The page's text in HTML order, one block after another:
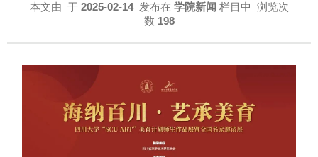
本文由 于 2025-02-14发布在 学院新闻 栏目中 浏览次
数 198